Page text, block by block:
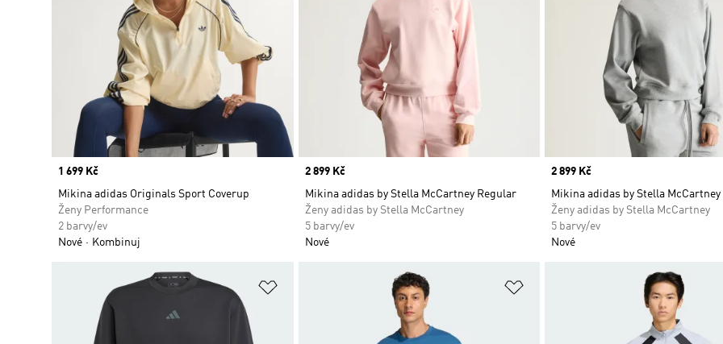
Price
1 699 Kč
Mikina adidas Originals Sport Coverup
Ženy Performance
2 barvy/ev
Nové
Kombinuj
Price
2 899 Kč
Mikina adidas by Stella McCartney Regular
Ženy adidas by Stella McCartney
5 barvy/ev
Nové
Price
2 899 Kč
Mikina adidas by Stella
Ženy adidas by Stella McCartney
5 barvy/ev
Nové
Přidat do seznamu přání Přidat do seznamu přání